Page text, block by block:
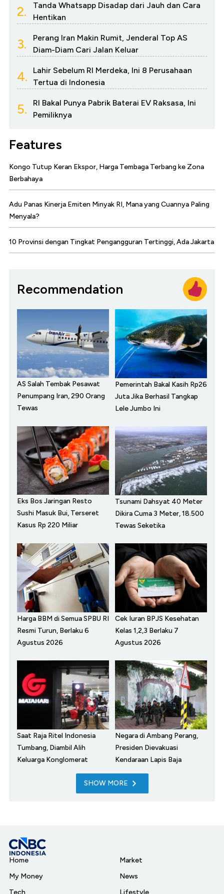
2.
Tanda Whatsapp Disadap dari Jauh dan Cara
Hentikan
3.
Perang Iran Makin Rumit, Jenderal Top AS
Diam-Diam Cari Jalan Keluar
4.
Lahir Sebelum RI Merdeka, Ini 8 Perusahaan
Tertua di Indonesia
5.
RI Bakal Punya Pabrik Baterai EV Raksasa, Ini
Pemiliknya
Features
Kongo Tutup Keran Ekspor, Harga Tembaga Terbang ke Zona
Berbahaya
Adu Panas Kinerja Emiten Minyak RI, Mana yang Cuannya Paling
Menyala?
10 Provinsi dengan Tingkat Pengangguran Tertinggi, Ada Jakarta
Recommendation
AS Salah Tembak Pesawat
Penumpang Iran, 290 Orang
Tewas
Pemerintah Bakal Kasih Rp26
Juta Jika Berhasil Tangkap
Lele Jumbo Ini
Eks Bos Jaringan Resto
Sushi Masuk Bui, Terseret
Kasus Rp 220 Miliar
Tsunami Dahsyat 40 Meter
Dikira Cuma 3 Meter, 18.500
Tewas Seketika
Harga BBM di Semua SPBU RI
Resmi Turun, Berlaku 6
Agustus 2026
Cek Iuran BPJS Kesehatan
Kelas 1,2,3 Berlaku 7
Agustus 2026
Saat Raja Ritel Indonesia
Tumbang, Diambil Alih
Keluarga Konglomerat
Negara di Ambang Perang,
Presiden Dievakuasi
Kendaraan Lapis Baja
SHOW MORE
Home
My Money
Market
News